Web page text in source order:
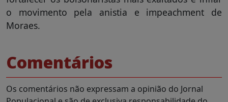
o movimento pela anistia e impeachment de
Moraes.
Comentários
Os comentários não expressam a opinião do Jornal